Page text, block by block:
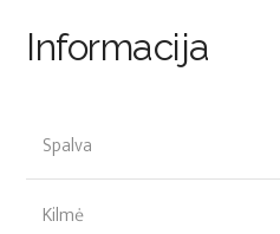
Informacija
Spalva
Kilmė